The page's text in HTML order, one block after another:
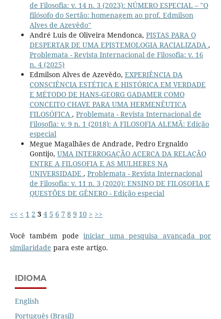
de Filosofia: v. 14 n. 3 (2023): NÚMERO ESPECIAL – "O
filósofo do Sertão: homenagem ao prof. Edmilson
Alves de Azevêdo"
André Luis de Oliveira Mendonca, PISTAS PARA O
DESPERTAR DE UMA EPISTEMOLOGIA RACIALIZADA ,
Problemata - Revista Internacional de Filosofia: v. 16
n. 4 (2025)
Edmilson Alves de Azevêdo, EXPERIÊNCIA DA
CONSCIÊNCIA ESTÉTICA E HISTÓRICA EM VERDADE
E MÉTODO DE HANS-GEORG GADAMER COMO
CONCEITO CHAVE PARA UMA HERMENÊUTICA
FILOSÓFICA , Problemata - Revista Internacional de
Filosofia: v. 9 n. 1 (2018): A FILOSOFIA ALEMÃ: Edição
especial
Megue Magalhães de Andrade, Pedro Ergnaldo
Gontijo, UMA INTERROGAÇÃO ACERCA DA RELAÇÃO
ENTRE A FILOSOFIA E AS MULHERES NA
UNIVERSIDADE , Problemata - Revista Internacional
de Filosofia: v. 11 n. 3 (2020): ENSINO DE FILOSOFIA E
QUESTÕES DE GÊNERO - Edição especial
<< < 1 2 3 4 5 6 7 8 9 10 > >>
Você também podeiniciar uma pesquisa avançada por
similaridade para este artigo.
IDIOMA
English
Português (Brasil)